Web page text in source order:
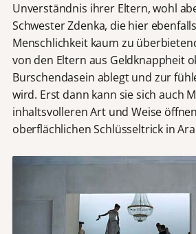
Unverständnis ihrer Eltern, wohl
Schwester Zdenka, die hier
Menschlichkeit kaum zu
von den Eltern aus Geldknappheit
Burschendasein ablegt und zur
wird. Erst dann kann sie sich auch
inhaltsvolleren Art und Weise
oberflächlichen Schlüsseltrick in